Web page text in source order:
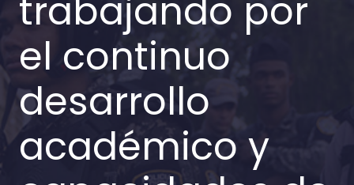
trabajando por
el continuo
desarrollo
académico y